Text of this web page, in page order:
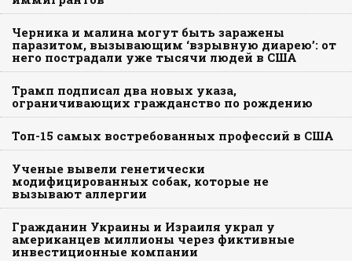
Черника и малина могут быть заражены
паразитом, вызывающим ‘взрывную диарею’: от
него пострадали уже тысячи людей в США
Трамп подписал два новых указа,
ограничивающих гражданство по рождению
Топ-15 самых востребованных профессий в США
Ученые вывели генетически
модифицированных собак, которые не
вызывают аллергии
Гражданин Украины и Израиля украл у
американцев миллионы через фиктивные
инвестиционные компании